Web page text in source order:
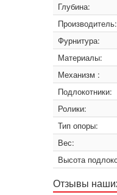
Глубина:
Производитель:
Фурнитура:
Материалы:
Механизм :
Подлокотники:
Ролики:
Тип опоры:
Вес:
Высота
Отзывы